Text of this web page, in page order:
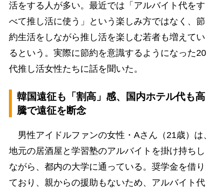
活をする人が多い。最近では「アルバイト代をす
べて推し活に使う」という楽しみ方ではなく、節
約生活をしながら推し活を楽しむ若者も増えてい
るという。実際に節約を意識するようになった20
代推し活女性たちに話を聞いた。
韓国遠征も「割高」感、国内ホテル代も高
騰で遠征を断念
男性アイドルファンの女性・Aさん（21歳）は、
地元の居酒屋と学習塾のアルバイトを掛け持ちし
ながら、都内の大学に通っている。奨学金を借り
ており、親からの援助もないため、アルバイト代